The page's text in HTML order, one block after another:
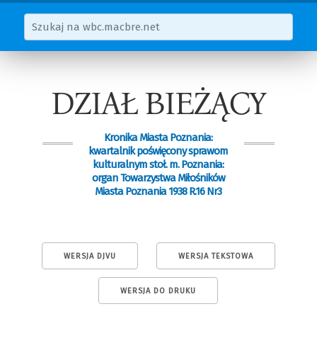
DZIAŁ BIEŻĄCY
Kronika Miasta Poznania:
kwartalnik poświęcony sprawom
kulturalnym stoł. m. Poznania:
organ Towarzystwa Miłośników
Miasta Poznania 1938 R.16 Nr3
WERSJA DJVU WERSJA TEKSTOWA
WERSJA DO DRUKU